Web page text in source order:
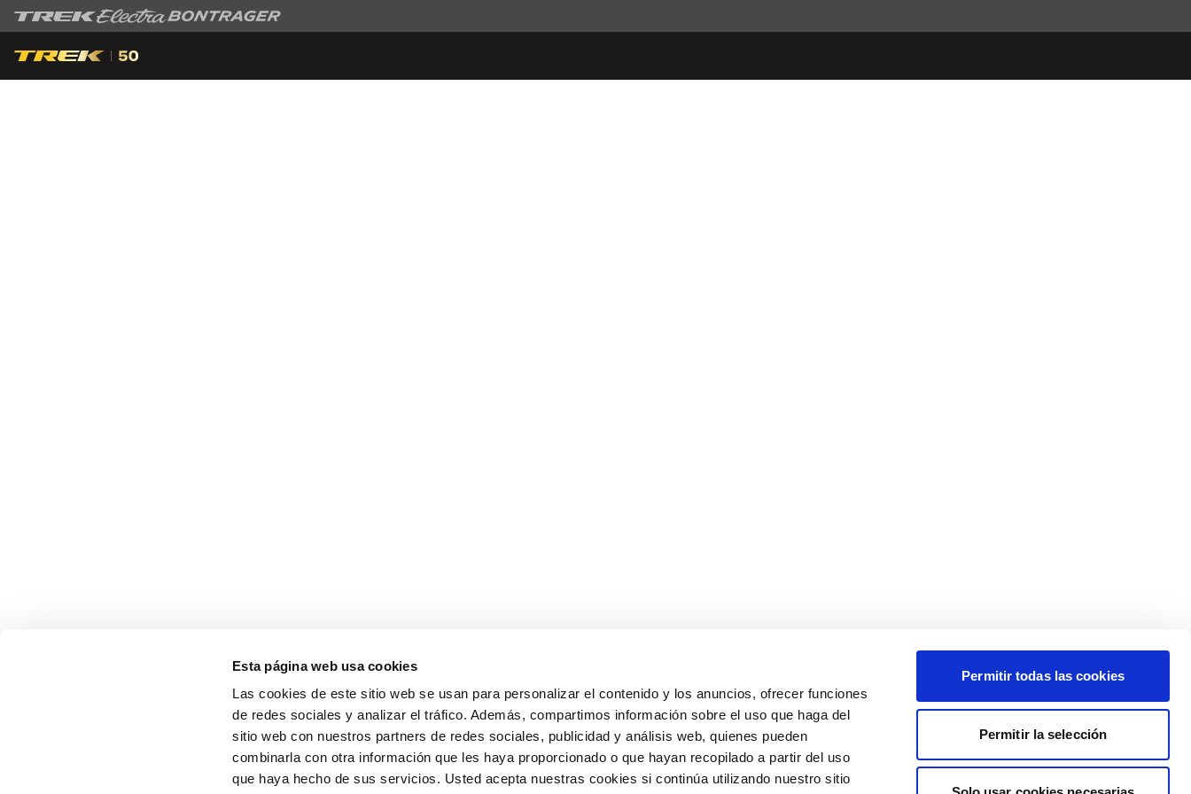
Esta página web usa cookies
Las cookies de este sitio web se usan para personalizar el contenido y los anuncios, ofrecer funciones
de redes sociales y analizar el tráfico. Además, compartimos información sobre el uso que haga del
sitio web con nuestros partners de redes sociales, publicidad y análisis web, quienes pueden
combinarla con otra información que les haya proporcionado o que hayan recopilado a partir del uso
que haya hecho de sus servicios. Usted acepta nuestras cookies si continúa utilizando nuestro sitio
Permitir todas las cookies
Permitir la selección